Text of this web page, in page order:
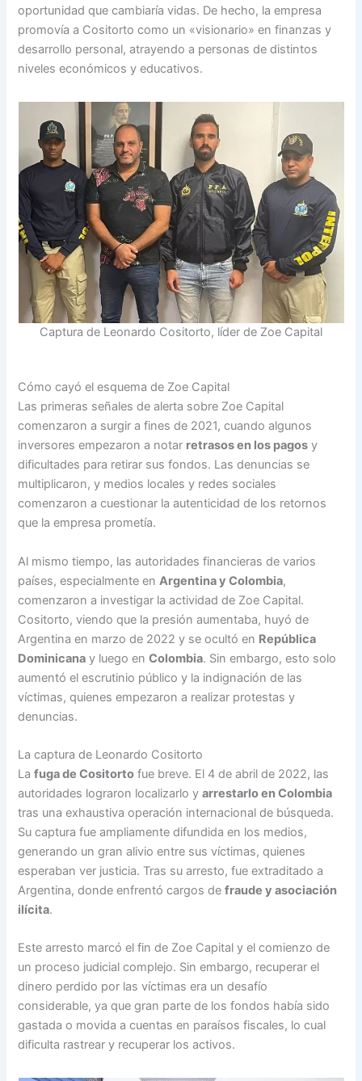
oportunidad que cambiaría vidas. De hecho, la empresa
promovía a Cositorto como un «visionario» en finanzas y
desarrollo personal, atrayendo a personas de distintos
niveles económicos y educativos.
Captura de Leonardo Cositorto, líder de Zoe Capital
Cómo cayó el esquema de Zoe Capital
Las primeras señales de alerta sobre Zoe Capital
comenzaron a surgir a fines de 2021, cuando algunos
inversores empezaron a notar retrasos en los pagos y
dificultades para retirar sus fondos. Las denuncias se
multiplicaron, y medios locales y redes sociales
comenzaron a cuestionar la autenticidad de los retornos
que la empresa prometía.
Al mismo tiempo, las autoridades financieras de varios
países, especialmente en Argentina y Colombia,
comenzaron a investigar la actividad de Zoe Capital.
Cositorto, viendo que la presión aumentaba, huyó de
Argentina en marzo de 2022 y se ocultó en República
Dominicana y luego enColombia. Sin embargo, esto solo
aumentó el escrutinio público y la indignación de las
víctimas, quienes empezaron a realizar protestas y
denuncias.
La captura de Leonardo Cositorto
Lafuga de Cositorto fue breve. El 4 de abril de 2022, las
autoridades lograron localizarlo yarrestarlo en Colombia
tras una exhaustiva operación internacional de búsqueda.
Su captura fue ampliamente difundida en los medios,
generando un gran alivio entre sus víctimas, quienes
esperaban ver justicia. Tras su arresto, fue extraditado a
Argentina, donde enfrentó cargos defraude y asociación
ilícita.
Este arresto marcó el fin de Zoe Capital y el comienzo de
un proceso judicial complejo. Sin embargo, recuperar el
dinero perdido por las víctimas era un desafío
considerable, ya que gran parte de los fondos había sido
gastada o movida a cuentas en paraísos fiscales, lo cual
dificulta rastrear y recuperar los activos.